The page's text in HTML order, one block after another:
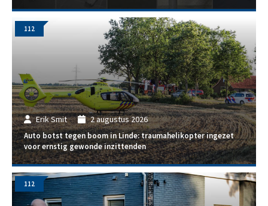
Erik Smit 2 augustus 2026
Auto botst tegen boom in Linde: traumahelikopter ingezet
voor ernstig gewonde inzittenden
112
112